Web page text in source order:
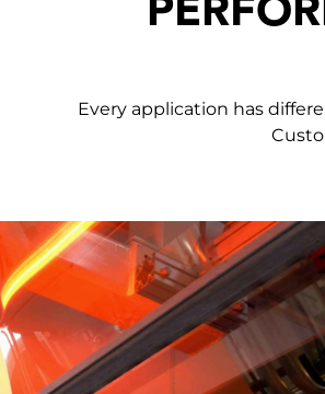
Every application has